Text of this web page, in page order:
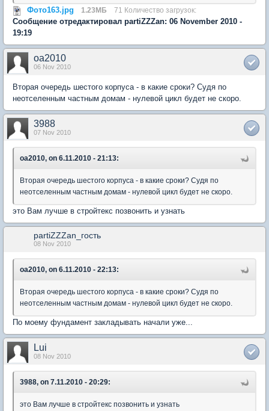
Фото163.jpg 1.23МБ 71 Количество загрузок:
Сообщение отредактировал partiZZZan: 06 November 2010 -
19:19
oa2010
06 Nov 2010
Вторая очередь шестого корпуса - в какие сроки? Судя по
неотселенным частным домам - нулевой цикл будет не скоро.
3988
07 Nov 2010
oa2010, on 6.11.2010 - 21:13:
Вторая очередь шестого корпуса - в какие сроки? Судя по
неотселенным частным домам - нулевой цикл будет не скоро.
это Вам лучше в стройтекс позвонить и узнать
partiZZZan_гость
08 Nov 2010
oa2010, on 6.11.2010 - 22:13:
Вторая очередь шестого корпуса - в какие сроки? Судя по
неотселенным частным домам - нулевой цикл будет не скоро.
По моему фундамент закладывать начали уже...
Lui
08 Nov 2010
3988, on 7.11.2010 - 20:29:
это Вам лучше в стройтекс позвонить и узнать